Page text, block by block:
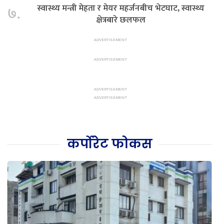
७.
स्वास्थ्य मन्त्री मेहता र मेयर महर्जनबीच भेटघाट, स्वास्थ्य
क्षेत्रबारे छलफल
कर्पोरेट फोकस